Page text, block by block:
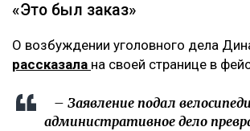
«Это был заказ»
О возбуждении уголовного дела
рассказала на своей странице в
– Заявление подал
административное дело